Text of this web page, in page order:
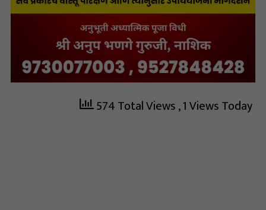
574 Total Views, 1 Views Today